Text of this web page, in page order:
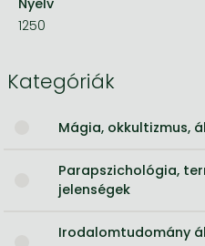
1250
Kategóriák
Mágia, okkultizmus,
Parapszichológia,
jelenségek
Irodalomtudomány